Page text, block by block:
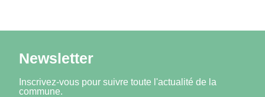
Newsletter
Inscrivez-vous pour suivre toute l'actualité de la
commune.